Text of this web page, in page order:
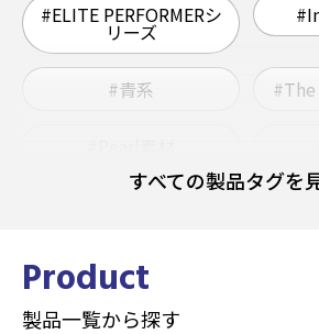
#ELITE PERFORMERシ
リーズ
#青系
#ヘビー
#ミディアムヘビー
すべての製品タグを
Product
製品一覧から探す